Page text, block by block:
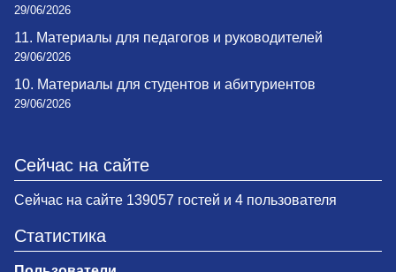
29/06/2026
11. Материалы для педагогов и руководителей
29/06/2026
10. Материалы для студентов и абитуриентов
29/06/2026
Сейчас на сайте
Сейчас на сайте 139057 гостей и 4 пользователя
Статистика